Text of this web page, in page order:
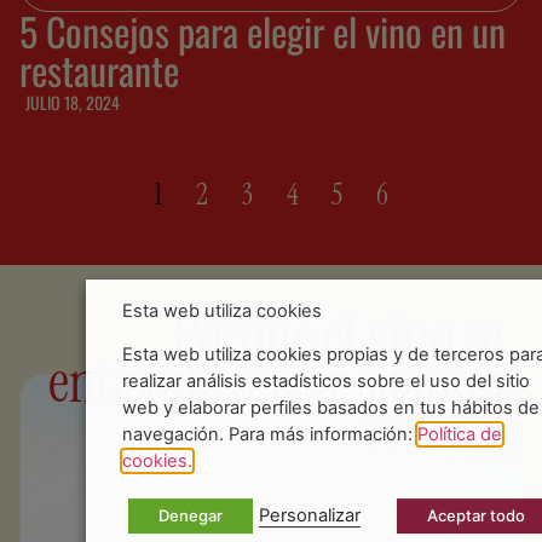
5 Consejos para elegir el vino en un
restaurante
JULIO 18, 2024
1 2 3 4 5 6
Porque el vino se
entiende mejor cuando
se vive.
Esta web utiliza cookies
Esta web utiliza cookies propias y de terceros
realizar análisis estadísticos sobre el uso del sitio
web y elaborar perfiles basados en tus hábitos de
navegación. Para más información: Política de
cookies.
Denegar Personalizar Aceptar todo